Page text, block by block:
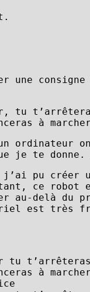
une
tu
à
un
je te donne.
j’ai pu
ce robot
au-delà du
est très
tu t’arrêteras
à